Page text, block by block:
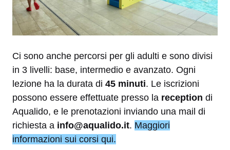
Ci sono anche percorsi per gli adulti e sono divisi
in 3 livelli: base, intermedio e avanzato. Ogni
lezione ha la durata di 45 minuti. Le iscrizioni
possono essere effettuate presso la reception di
Aqualido, e le prenotazioni inviando una mail di
richiesta a info@aqualido.it. Maggiori
informazioni sui corsi qui.